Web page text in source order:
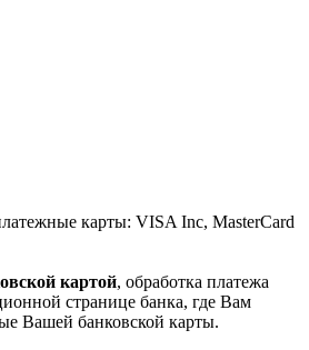
карты: VISA Inc, MasterCard
картой, обработка платежа
странице банка, где Вам
Вашей банковской карты.